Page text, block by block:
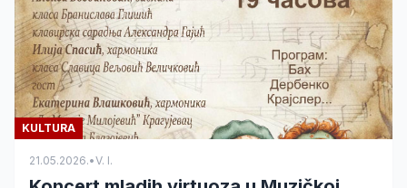
KULTURA
21.05.2026.•V. I.